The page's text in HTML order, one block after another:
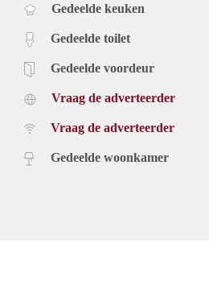
Gedeelde keuken
Gedeelde toilet
Gedeelde voordeur
Vraag de adverteerder
Vraag de adverteerder
Gedeelde woonkamer